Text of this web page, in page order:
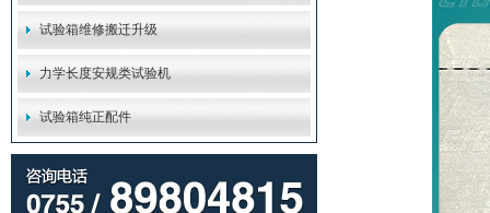
试验箱维修搬迁升级
力学长度安规类试验机
试验箱纯正配件